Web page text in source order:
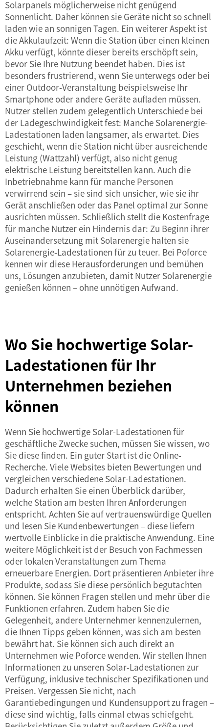
Solarpanels möglicherweise nicht genügend
Sonnenlicht. Daher können sie Geräte nicht so schnell
laden wie an sonnigen Tagen. Ein weiterer Aspekt ist
die Akkulaufzeit: Wenn die Station über einen kleinen
Akku verfügt, könnte dieser bereits erschöpft sein,
bevor Sie Ihre Nutzung beendet haben. Dies ist
besonders frustrierend, wenn Sie unterwegs oder bei
einer Outdoor-Veranstaltung beispielsweise Ihr
Smartphone oder andere Geräte aufladen müssen.
Nutzer stellen zudem gelegentlich Unterschiede bei
der Ladegeschwindigkeit fest: Manche Solarenergie-
Ladestationen laden langsamer, als erwartet. Dies
geschieht, wenn die Station nicht über ausreichende
Leistung (Wattzahl) verfügt, also nicht genug
elektrische Leistung bereitstellen kann. Auch die
Inbetriebnahme kann für manche Personen
verwirrend sein – sie sind sich unsicher, wie sie ihr
Gerät anschließen oder das Panel optimal zur Sonne
ausrichten müssen. Schließlich stellt die Kostenfrage
für manche Nutzer ein Hindernis dar: Zu Beginn ihrer
Auseinandersetzung mit Solarenergie halten sie
Solarenergie-Ladestationen für zu teuer. Bei Poforce
kennen wir diese Herausforderungen und bemühen
uns, Lösungen anzubieten, damit Nutzer Solarenergie
genießen können – ohne unnötigen Aufwand.
Wo Sie hochwertige Solar-
Ladestationen für Ihr
Unternehmen beziehen
können
Wenn Sie hochwertige Solar-Ladestationen für
geschäftliche Zwecke suchen, müssen Sie wissen, wo
Sie diese finden. Ein guter Start ist die Online-
Recherche. Viele Websites bieten Bewertungen und
vergleichen verschiedene Solar-Ladestationen.
Dadurch erhalten Sie einen Überblick darüber,
welche Station am besten Ihren Anforderungen
entspricht. Achten Sie auf vertrauenswürdige Quellen
und lesen Sie Kundenbewertungen – diese liefern
wertvolle Einblicke in die praktische Anwendung. Eine
weitere Möglichkeit ist der Besuch von Fachmessen
oder lokalen Veranstaltungen zum Thema
erneuerbare Energien. Dort präsentieren Anbieter ihre
Produkte, sodass Sie diese persönlich begutachten
können. Sie können Fragen stellen und mehr über die
Funktionen erfahren. Zudem haben Sie die
Gelegenheit, andere Unternehmer kennenzulernen,
die Ihnen Tipps geben können, was sich am besten
bewährt hat. Sie können sich auch direkt an
Unternehmen wie Poforce wenden. Wir stellen Ihnen
Informationen zu unseren Solar-Ladestationen zur
Verfügung, inklusive technischer Spezifikationen und
Preisen. Vergessen Sie nicht, nach
Garantiebedingungen und Kundensupport zu fragen –
diese sind wichtig, falls einmal etwas schiefgeht.